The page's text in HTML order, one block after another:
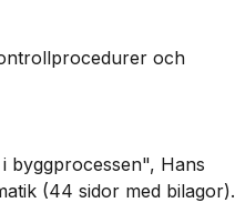
och
byggprocessen", Hans
(44 sidor med bilagor).